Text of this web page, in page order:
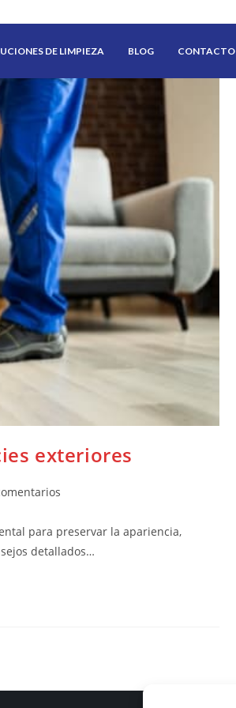
DE LIMPIEZA BLOG CONTACTO
exteriores
para preservar la apariencia,
detallados…